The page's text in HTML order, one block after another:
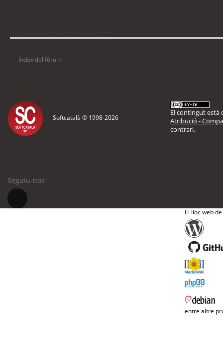
Índex del fòrum
Softcatalà © 1998-2026
El contingut està
Atribució -
contrari.
Seguiu-nos
El lloc web
entre altre